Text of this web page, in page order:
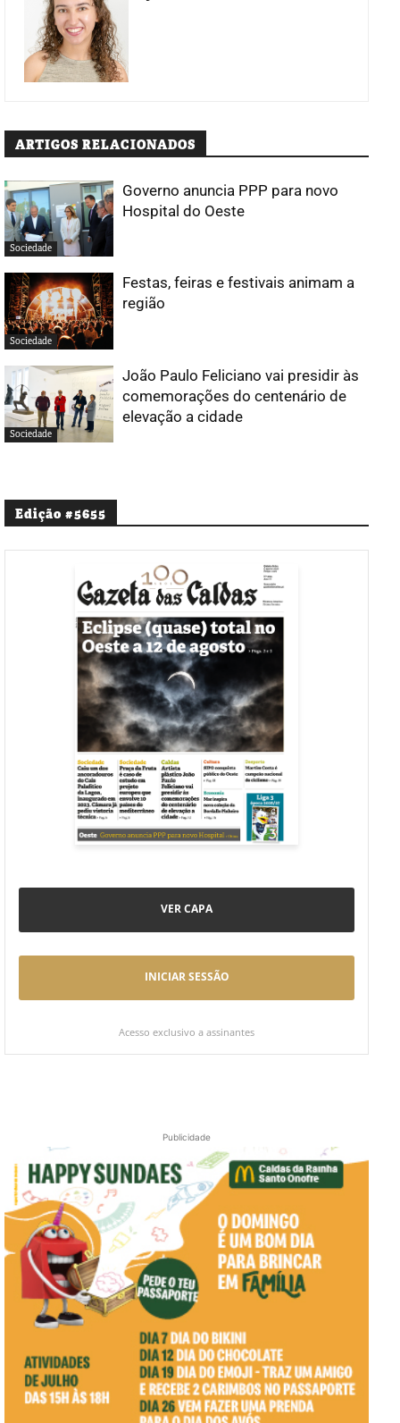
ARTIGOS RELACIONADOS
Sociedade
Governo anuncia PPP para novo
Hospital do Oeste
Sociedade
Festas, feiras e festivais animam a
região
Sociedade
João Paulo Feliciano vai presidir às
comemorações do centenário de
elevação a cidade
Edição #5655
VER CAPA
INICIAR SESSÃO
Acesso exclusivo a assinantes
Publicidade